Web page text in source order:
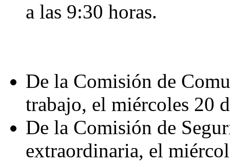
a las 9:30 horas.
De la Comisión de
trabajo, el miércoles 20
De la Comisión de
extraordinaria, el